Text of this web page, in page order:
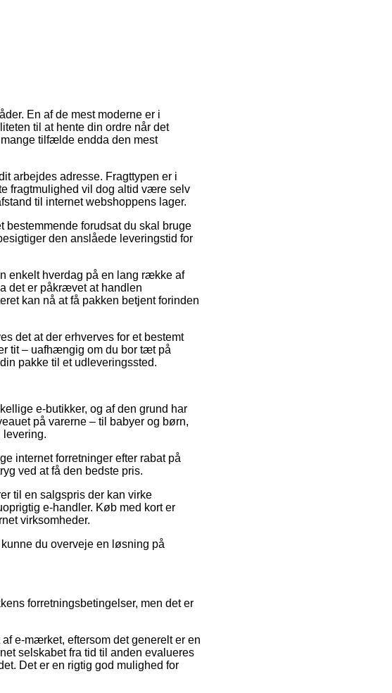
En af de mest moderne er i
til at hente din ordre når det
tilfælde endda den mest
arbejdes adresse. Fragttypen er i
fragtmulighed vil dog altid være selv
til internet webshoppens lager.
bestemmende forudsat du skal bruge
den anslåede leveringstid for
enkelt hverdag på en lang række af
det er påkrævet at handlen
kan nå at få pakken betjent forinden
det at der erhverves for et bestemt
tit – uafhængig om du bor tæt på
pakke til et udleveringssted.
e-butikker, og af den grund har
på varerne – til babyer og børn,
levering.
internet forretninger efter rabat på
ved at få den bedste pris.
til en salgspris der kan virke
e-handler. Køb med kort er
virksomheder.
du overveje en løsning på
forretningsbetingelser, men det er
e-mærket, eftersom det generelt er en
selskabet fra tid til anden evalueres
Det er en rigtig god mulighed for